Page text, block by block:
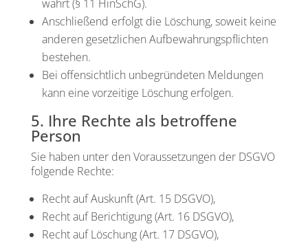
wahrt (§ 11 HinSchG).
Anschlie­ßend erfolgt die Löschung, soweit kei­ne
ande­ren gesetz­li­chen Auf­be­wah­rungs­pflich­ten
bestehen.
Bei offen­sicht­lich unbe­grün­de­ten Mel­dun­gen
kann eine vor­zei­ti­ge Löschung erfol­gen.
5. Ihre Rechte als betroffene
Person
Sie haben unter den Vor­aus­set­zun­gen der DSGVO
fol­gen­de Rech­te:
Recht auf Aus­kunft (Art. 15 DSGVO),
Recht auf Berich­ti­gung (Art. 16 DSGVO),
Recht auf Löschung (Art. 17 DSGVO),